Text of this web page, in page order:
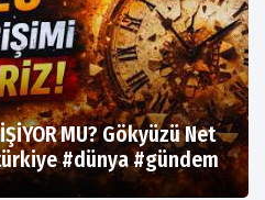
MU? Gökyüzü Net
#dünya #gündem